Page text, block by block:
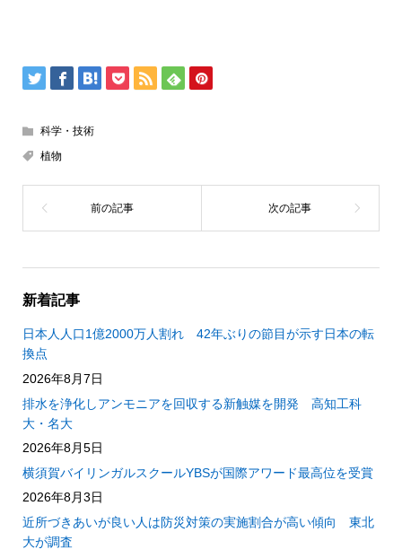
科学・技術
植物
新着記事
日本人人口1億2000万人割れ 42年ぶりの節目が示す日本の転
換点
2026年8月7日
排水を浄化しアンモニアを回収する新触媒を開発 高知工科
大・名大
2026年8月5日
横須賀バイリンガルスクールYBSが国際アワード最高位を受賞
2026年8月3日
近所づきあいが良い人は防災対策の実施割合が高い傾向 東北
大が調査